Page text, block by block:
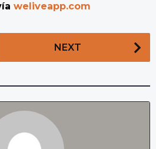
weliveapp.com
NEXT